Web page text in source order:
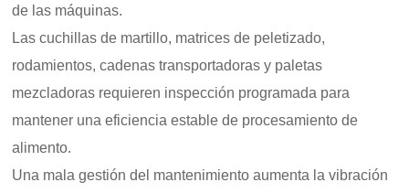
de las máquinas.
Las cuchillas de martillo, matrices de peletizado,
rodamientos, cadenas transportadoras y paletas
mezcladoras requieren inspección programada para
mantener una eficiencia estable de procesamiento de
alimento.
Una mala gestión del mantenimiento aumenta la vibración